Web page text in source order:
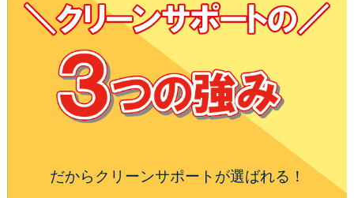
クリーンサポートの３つの強
だからクリーンサポートが選ばれる！